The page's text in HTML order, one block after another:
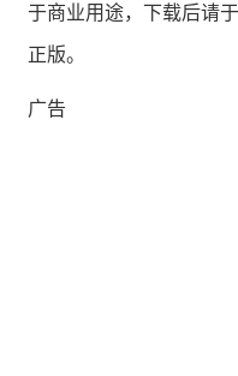
于商业用途，下载后请
正版。
广告